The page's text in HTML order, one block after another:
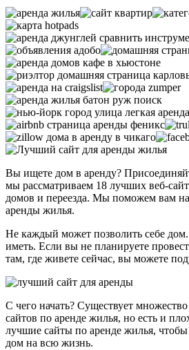
Вы ищете дом в аренду?
мы рассматриваем 18 лучших веб-
домов и переезда. Мы поможем вам
аренды жилья.
Не каждый может позволить себе
иметь. Если вы не планируете
там, где живете сейчас, вы можете
С чего начать? Существует
сайтов по аренде жилья, но есть и
лучшие сайты по аренде жилья,
дом на всю жизнь.